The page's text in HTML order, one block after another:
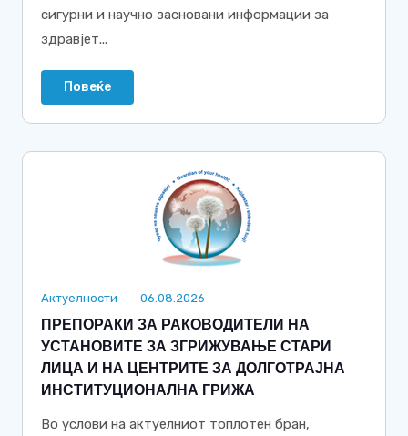
сигурни и научно засновани информации за
здравјет...
Повеќе
Актуелности 06.08.2026
ПРЕПОРАКИ ЗА РАКОВОДИТЕЛИ НА
УСТАНОВИТЕ ЗА ЗГРИЖУВАЊЕ СТАРИ
ЛИЦА И НА ЦЕНТРИТЕ ЗА ДОЛГОТРАЈНА
ИНСТИТУЦИОНАЛНА ГРИЖА
Во услови на актуелниот топлотен бран,